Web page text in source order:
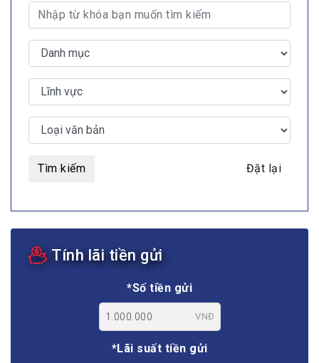
Tìm kiếm Đặt lại
Tính lãi tiền gửi
*Số tiền gửi
VNĐ
*Lãi suất tiền gửi